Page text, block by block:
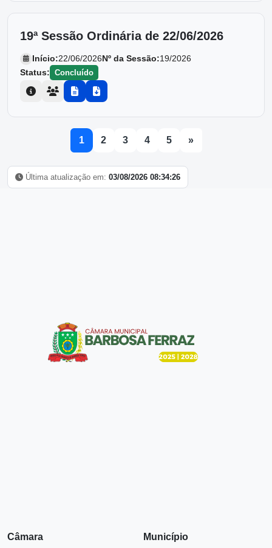
19ª Sessão Ordinária de 22/06/2026
Início:22/06/2026Nº da Sessão:19/2026
Status: Concluído
1 2 3 4 5 »
Última atualização em: 03/08/2026 08:34:26
Câmara
Município